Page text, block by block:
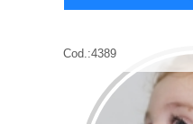
Cod.:4389